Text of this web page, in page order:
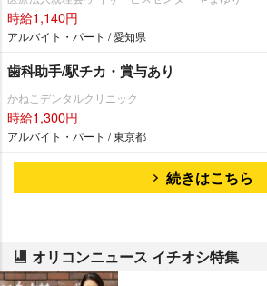
時給1,140円
アルバイト・パート / 愛知県
歯科助手/駅チカ・賞与あり
かねこデンタルクリニック
時給1,300円
アルバイト・パート / 東京都
続きはこちら
オリコンニュース イチオシ特集